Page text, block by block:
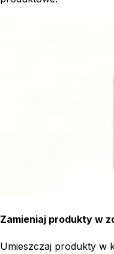
Zamieniaj produkty w
Umieszczaj produkty w